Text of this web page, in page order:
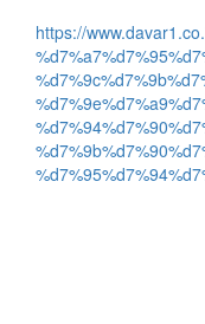
https://